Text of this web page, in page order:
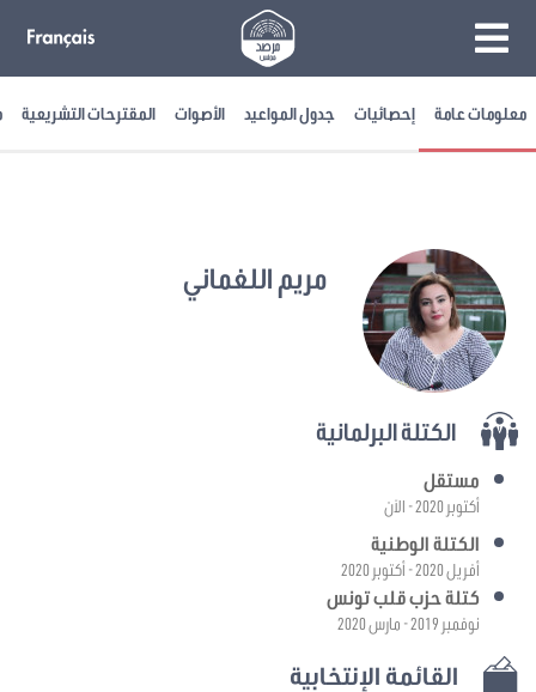
معلومات عامة إحصائيات جدول المواعيد الأصوات المقترحات التشريعية
مريم اللغماني
الكتلة البرلمانية
مستقل
أكتوبر 2020 - الآن
الكتلة الوطنية
أفريل 2020 - أكتوبر 2020
كتلة حزب قلب تونس
نوفمبر 2019 - مارس 2020
القائمة الإنتخابية